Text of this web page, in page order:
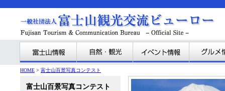
HOME > 富士山百景写真コンテスト
富士山百景写真コンテスト